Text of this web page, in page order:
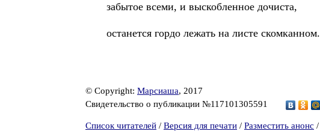
забытое всеми, и выскобленное дочиста,
останется гордо лежать на листе скомканном.
© Copyright: Марсиаша, 2017
Свидетельство о публикации №117101305591
Список читателей / Версия для печати / Разместить анонс /